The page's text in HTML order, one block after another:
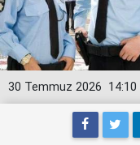
14:10
30 Temmuz 2026